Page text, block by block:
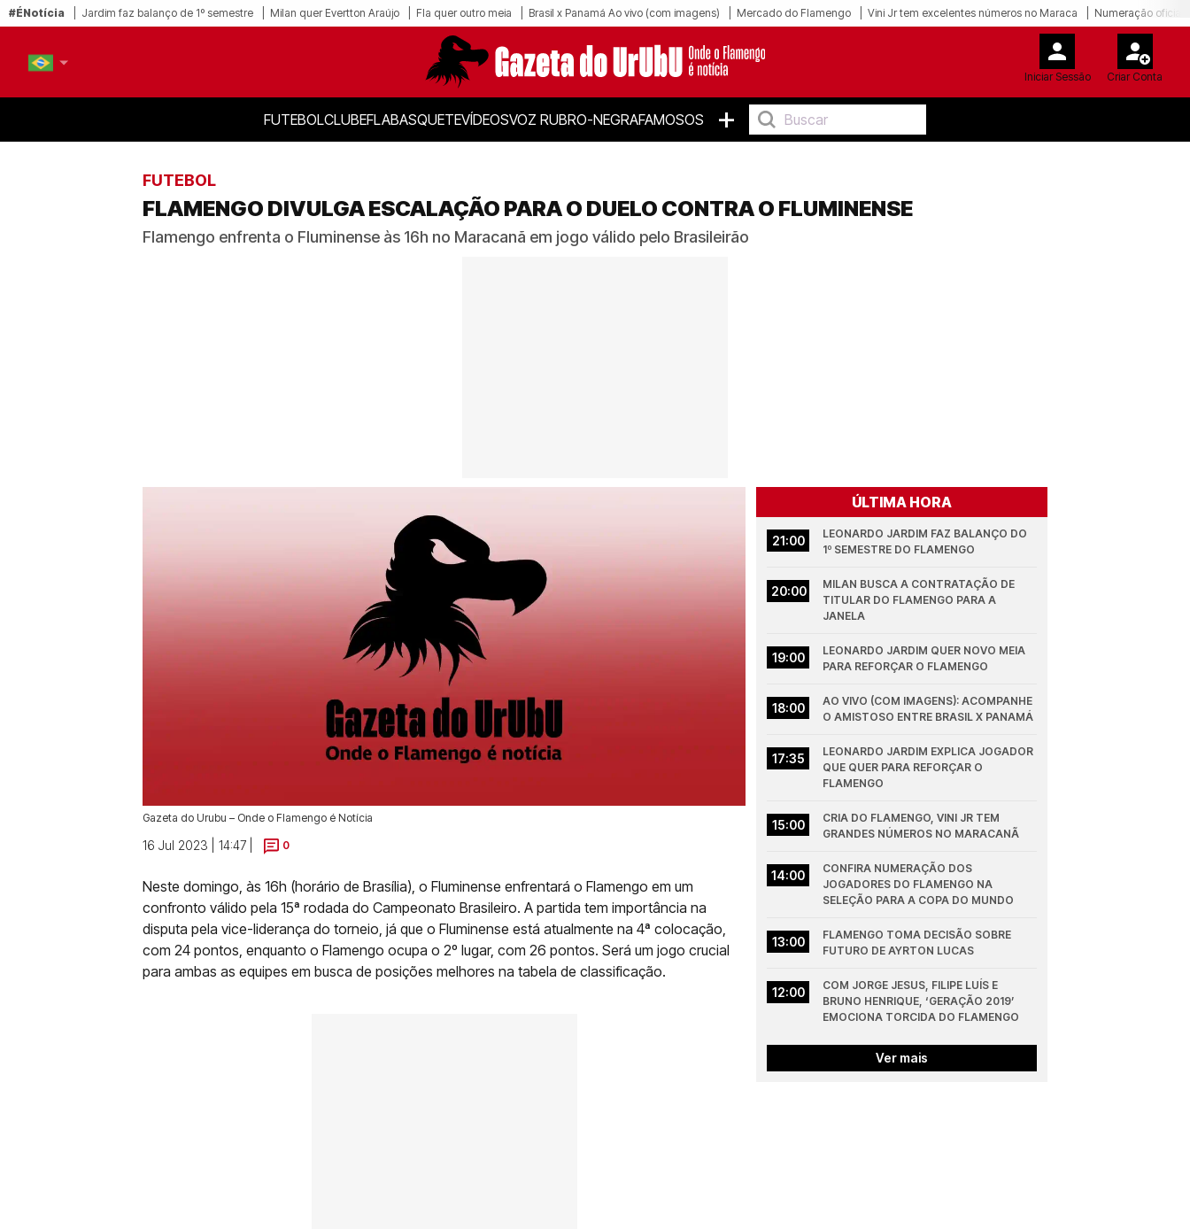
#ÉNotícia Jardim faz balanço de 1º semestre Milan quer Evertton Araújo Fla quer outro meia Brasil x Panamá Ao vivo (com imagens) Mercado do Flamengo Vini Jr tem excelentes números no Maraca Numeração oficial
Iniciar Sessão Criar Conta
FUTEBOLCLUBEFLABASQUETEVÍDEOSVOZ RUBRO-NEGRAFAMOSOS +
FUTEBOL
FLAMENGO DIVULGA ESCALAÇÃO PARA O DUELO CONTRA O FLUMINENSE
Flamengo enfrenta o Fluminense às 16h no Maracanã em jogo válido pelo Brasileirão
Gazeta do Urubu – Onde o Flamengo é Notícia
16 Jul 2023 | 14:47 | 0
Neste domingo, às 16h (horário de Brasília), o Fluminense enfrentará o Flamengo em um
confronto válido pela 15ª rodada do Campeonato Brasileiro. A partida tem importância na
disputa pela vice-liderança do torneio, já que o Fluminense está atualmente na 4ª colocação,
com 24 pontos, enquanto o Flamengo ocupa o 2º lugar, com 26 pontos. Será um jogo crucial
para ambas as equipes em busca de posições melhores na tabela de classificação.
ÚLTIMA HORA
21:00
LEONARDO JARDIM FAZ BALANÇO DO
1º SEMESTRE DO FLAMENGO
20:00
MILAN BUSCA A CONTRATAÇÃO DE
TITULAR DO FLAMENGO PARA A
JANELA
19:00
LEONARDO JARDIM QUER NOVO MEIA
PARA REFORÇAR O FLAMENGO
18:00
AO VIVO (COM IMAGENS): ACOMPANHE
O AMISTOSO ENTRE BRASIL X PANAMÁ
17:35
LEONARDO JARDIM EXPLICA JOGADOR
QUE QUER PARA REFORÇAR O
FLAMENGO
15:00
CRIA DO FLAMENGO, VINI JR TEM
GRANDES NÚMEROS NO MARACANÃ
14:00
CONFIRA NUMERAÇÃO DOS
JOGADORES DO FLAMENGO NA
SELEÇÃO PARA A COPA DO MUNDO
13:00
FLAMENGO TOMA DECISÃO SOBRE
FUTURO DE AYRTON LUCAS
12:00
COM JORGE JESUS, FILIPE LUÍS E
BRUNO HENRIQUE, ‘GERAÇÃO 2019’
EMOCIONA TORCIDA DO FLAMENGO
Ver mais